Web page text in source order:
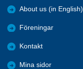
About us (in English)
Föreningar
Kontakt
Mina sidor